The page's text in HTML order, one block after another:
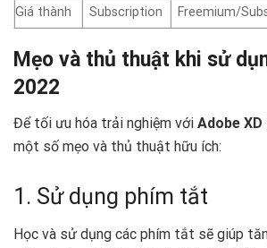
Giá thành Subscription Freemium/
Mẹo và thủ thuật khi sử
2022
Để tối ưu hóa trải nghiệm với Adobe XD
một số mẹo và thủ thuật hữu ích:
1. Sử dụng phím tắt
Học và sử dụng các phím tắt sẽ giúp